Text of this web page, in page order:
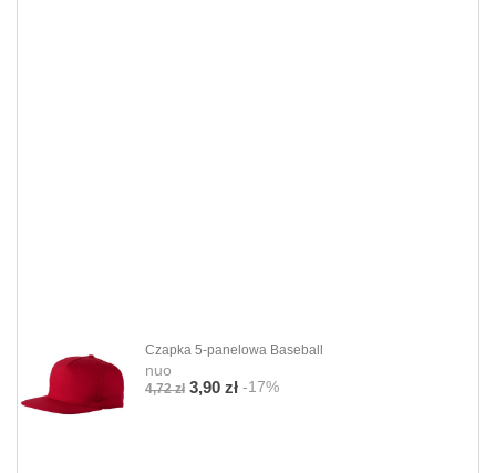
Czapka 5-panelowa Baseball
nuo
4,72 zł 3,90 zł -17%